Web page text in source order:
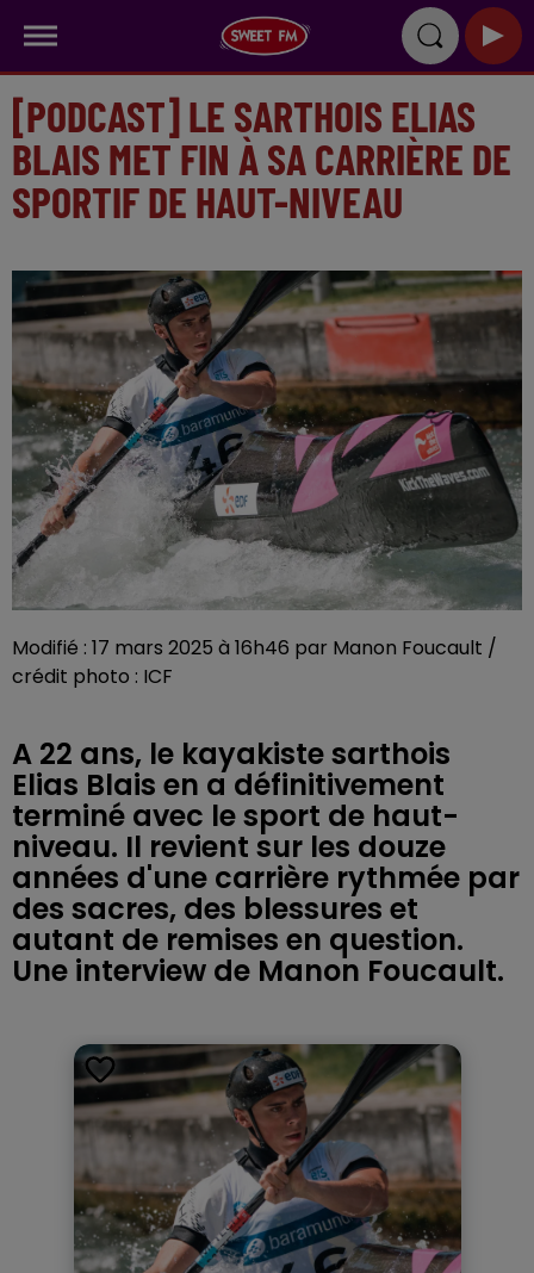
[PODCAST] LE SARTHOIS ELIAS
BLAIS MET FIN À SA CARRIÈRE DE
SPORTIF DE HAUT-NIVEAU
Modifié : 17 mars 2025 à 16h46 par Manon Foucault /
crédit photo : ICF
A 22 ans, le kayakiste sarthois
Elias Blais en a définitivement
terminé avec le sport de haut-
niveau. Il revient sur les douze
années d'une carrière rythmée par
des sacres, des blessures et
autant de remises en question.
Une interview de Manon Foucault.